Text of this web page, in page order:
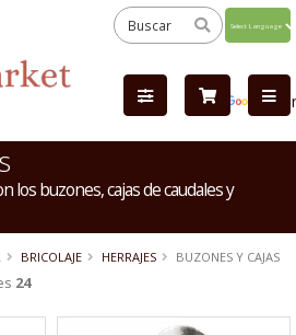
by
los buzones, cajas de caudales y
BRICOLAJE HERRAJES BUZONES Y CAJAS
24